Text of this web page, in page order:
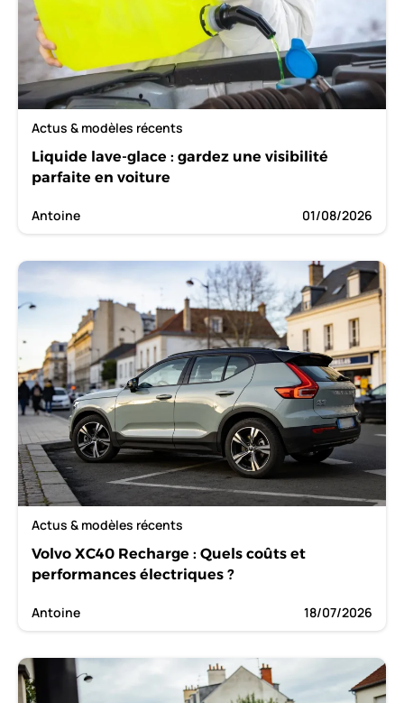
Actus & modèles récents
Liquide lave-glace : gardez une visibilité
parfaite en voiture
Antoine 01/08/2026
Actus & modèles récents
Volvo XC40 Recharge : Quels coûts et
performances électriques ?
Antoine 18/07/2026